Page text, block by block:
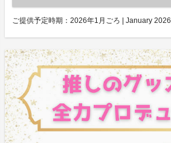
ご提供予定時期： 2026年1月ごろ | January 2026